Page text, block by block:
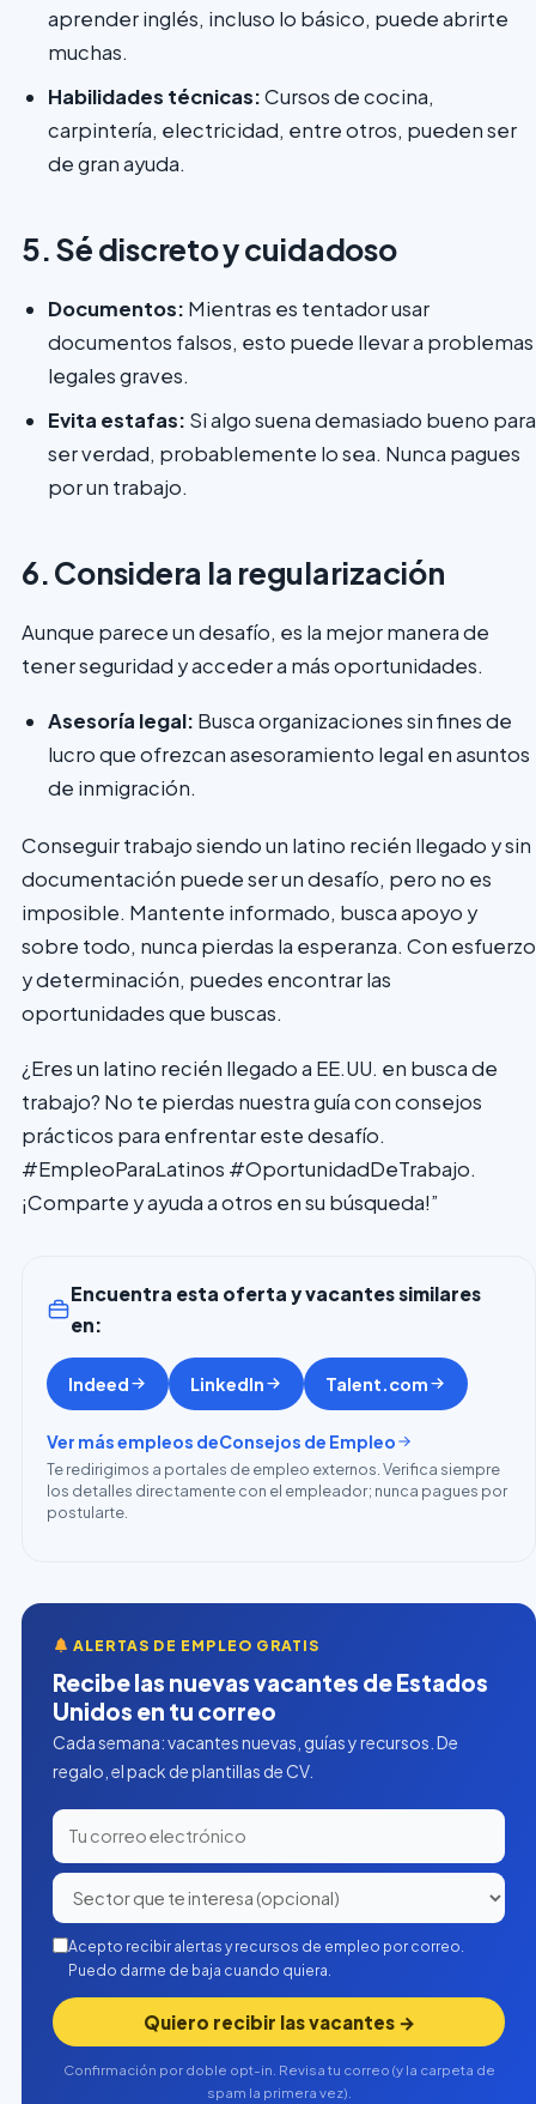
aprender inglés, incluso lo básico, puede abrirte
muchas.
Habilidades técnicas:Cursos de cocina,
carpintería, electricidad, entre otros, pueden ser
de gran ayuda.
5. Sé discreto y cuidadoso
Documentos: Mientras es tentador usar
documentos falsos, esto puede llevar a problemas
legales graves.
Evita estafas: Si algo suena demasiado bueno para
ser verdad, probablemente lo sea. Nunca pagues
por un trabajo.
6. Considera la regularización
Aunque parece un desafío, es la mejor manera de
tener seguridad y acceder a más oportunidades.
Asesoría legal: Busca organizaciones sin fines de
lucro que ofrezcan asesoramiento legal en asuntos
de inmigración.
Conseguir trabajo siendo un latino recién llegado y sin
documentación puede ser un desafío, pero no es
imposible. Mantente informado, busca apoyo y
sobre todo, nunca pierdas la esperanza. Con esfuerzo
y determinación, puedes encontrar las
oportunidades que buscas.
¿Eres un latino recién llegado a EE.UU. en busca de
trabajo? No te pierdas nuestra guía con consejos
prácticos para enfrentar este desafío.
#EmpleoParaLatinos #OportunidadDeTrabajo.
¡Comparte y ayuda a otros en su búsqueda!”
Encuentra esta oferta y vacantes similares
en:
Indeed LinkedIn Talent.com
Ver más empleos deConsejos de Empleo
Te redirigimos a portales de empleo externos. Verifica siempre
los detalles directamente con el empleador; nunca pagues por
postularte.
ALERTAS DE EMPLEO GRATIS
Recibe las nuevas vacantes de Estados
Unidos en tu correo
Cada semana: vacantes nuevas, guías y recursos. De
regalo, el pack de plantillas de CV.
Acepto recibir alertas y recursos de empleo por correo.
Puedo darme de baja cuando quiera.
Quiero recibir las vacantes →
Confirmación por doble opt-in. Revisa tu correo (y la carpeta de
spam la primera vez).